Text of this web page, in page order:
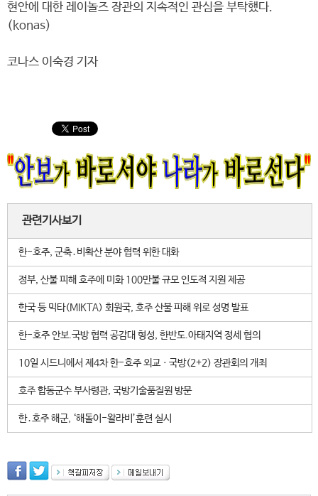
현안에 대한 레이놀즈 장관의 지속적인 관심을 부탁했다.
(konas)
코나스 이숙경 기자
관련기사보기
한-호주, 군축․비확산 분야 협력 위한 대화
정부, 산불 피해 호주에 미화 100만불 규모 인도적 지원 제공
한국 등 믹타(MIKTA) 회원국, 호주 산불 피해 위로 성명 발표
한-호주 안보.국방 협력 공감대 형성, 한반도.아태지역 정세 협의
10일 시드니에서 제4차 한-호주 외교ㆍ국방(2+2) 장관회의 개최
호주 합동군수 부사령관, 국방기술품질원 방문
한․호주 해군, ‘해돌이-왈라비’훈련 실시